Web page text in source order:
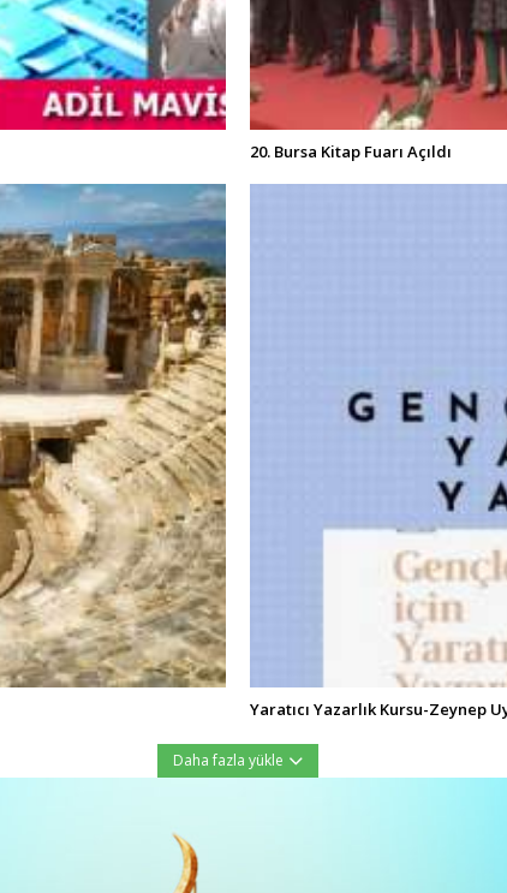
20. Bursa Kitap Fuarı Açıldı
Yaratıcı Yazarlık Kursu-Zeynep
Daha fazla yükle